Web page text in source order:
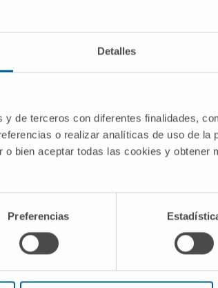
Detalles
y de terceros con diferentes finalidades,
o realizar analíticas de uso de la
bien aceptar todas las cookies y obtener
Preferencias
Cáncer de pulmón
de Navarra